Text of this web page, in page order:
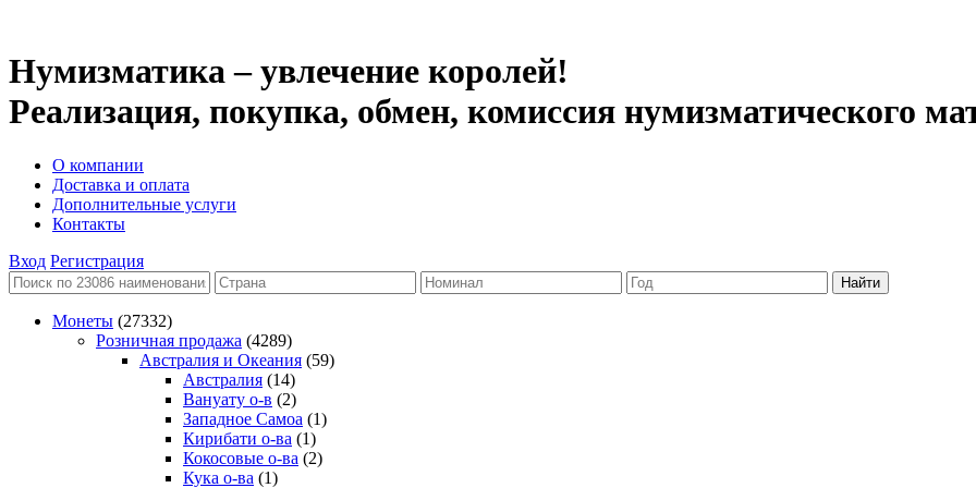
Нумизматика – увлечение королей!
Реализация, покупка, обмен, комиссия нумизматического
О компании
Доставка и оплата
Дополнительные услуги
Контакты
Вход Регистрация
Монеты (27332)
Розничная продажа (4289)
Австралия и Океания (59)
Австралия (14)
Вануату о-в (2)
Западное Самоа (1)
Кирибати о-ва (1)
Кокосовые о-ва (2)
Кука о-ва (1)